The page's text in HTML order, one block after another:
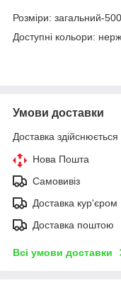
Розміри: загальний-
Доступні кольори:
Умови доставки
Доставка здійснюється
Нова Пошта
Самовивіз
Доставка кур'єром
Доставка поштою
Всі умови доставки